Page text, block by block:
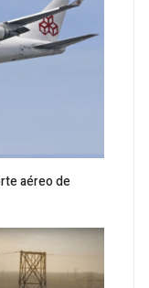
aéreo de